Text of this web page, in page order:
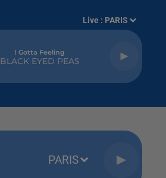
Live : PARIS
I Gotta Feeling
BLACK EYED PEAS
PARIS